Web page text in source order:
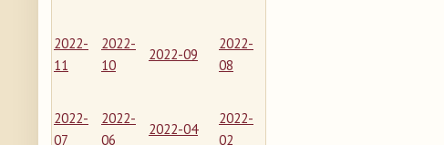
2022-
11
2022-
10
2022-09
2022-
08
2022-
07
2022-
06
2022-04
2022-
02